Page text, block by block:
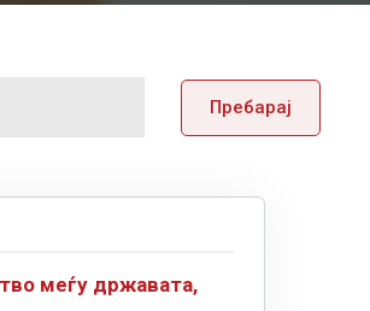
Пребарај
меѓу државата,